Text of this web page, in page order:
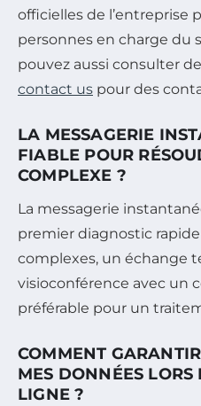
officielles de l’entreprise
personnes en charge du
pouvez aussi consulter
contact us pour des
LA MESSAGERIE
FIABLE POUR
COMPLEXE ?
La messagerie
premier diagnostic
complexes, un échange
visioconférence avec un
préférable pour un
COMMENT
MES DONNÉES LORS
LIGNE ?